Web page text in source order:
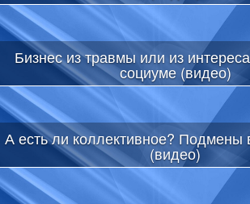
Бизнес из травмы или из
социуме (видео)
А есть ли коллективное? Подмены
(видео)